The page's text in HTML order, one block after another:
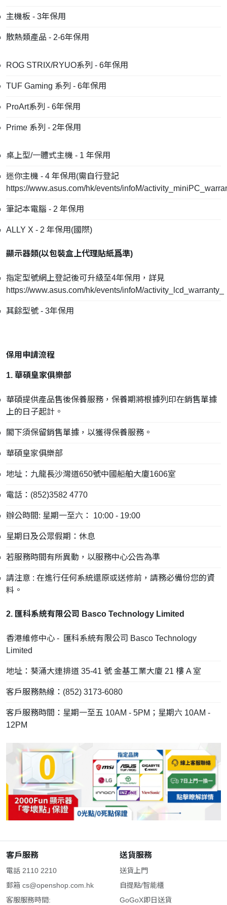
主機板 - 3年保用
散熱類產品 - 2-6年保用
ROG STRIX/RYUO系列 - 6年保用
TUF Gaming 系列 - 6年保用
ProArt系列 - 6年保用
Prime 系列 - 2年保用
桌上型/一體式主機 - 1 年保用
迷你主機 - 4 年保用(需自行登記
https://www.asus.com/hk/events/infoM/
筆記本電腦 - 2 年保用
ALLY X - 2 年保用(國際)
顯示器類(以包裝盒上代理貼紙爲準)
指定型號網上登記後可升級至4年保用，詳見
https://www.asus.com/hk/events/infoM/activity_lcd_warranty_
其餘型號 - 3年保用
保用申請流程
1. 華碩皇家俱樂部
華碩提供產品售後保養服務，保養期將根據列印在銷售單據
上的日子起計。
閣下須保留銷售單據，以獲得保養服務。
華碩皇家俱樂部
地址：九龍長沙灣道650號中國船舶大廈1606室
電話：(852)3582 4770
辦公時間: 星期一至六： 10:00 - 19:00
星期日及公眾假期：休息
若服務時間有所異動，以服務中心公告為準
請注意 : 在進行任何系統還原或送修前，請務必備份您的資
料。
2. 匯科系統有限公司 Basco Technology Limited
香港維修中心 - 匯科系統有限公司 Basco Technology
Limited
地址：葵涌大連排道 35-41 號 金基工業大廈 21 樓 A 室
客戶服務熱線：(852) 3173-6080
客戶服務時間：星期一至五 10AM - 5PM；星期六 10AM -
12PM
客戶服務
電話 2110 2210
郵箱 cs@openshop.com.hk
客服服務時間:
送貨服務
送貨上門
自提點/智能櫃
GoGoX即日送貨